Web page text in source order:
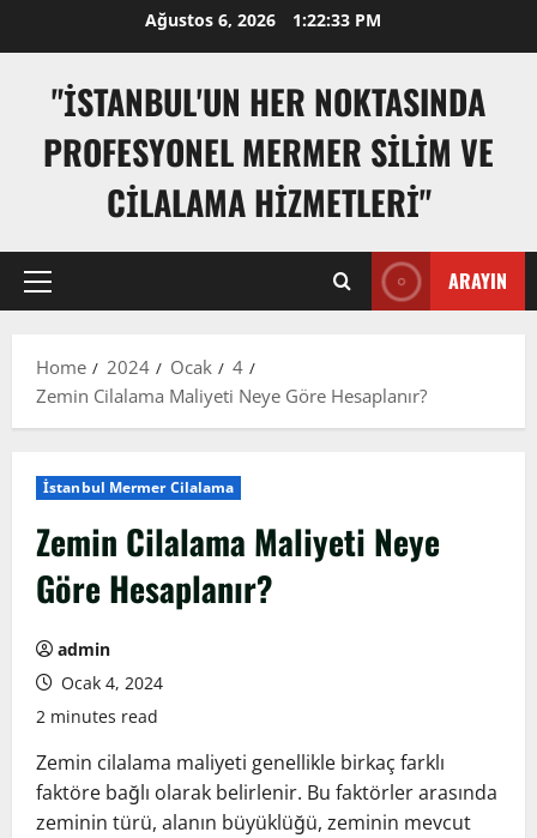
Ağustos 6, 2026 1:22:35 PM
"İSTANBUL'UN HER NOKTASINDA
PROFESYONEL MERMER SILIM VE
CILALAMA HIZMETLERI"
Primary
ARAYIN
Home 2024 Ocak
4
Zemin Cilalama Maliyeti Neye Göre Hesaplanır?
İstanbul Mermer Cilalama
Zemin Cilalama Maliyeti Neye
Göre Hesaplanır?
admin
Ocak 4, 2024
2 minutes read
Zemin cilalama maliyeti genellikle birkaç farklı
faktöre bağlı olarak belirlenir. Bu faktörler arasında
zeminin türü, alanın büyüklüğü, zeminin mevcut